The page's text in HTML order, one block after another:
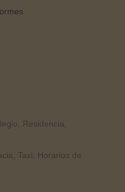
Residencia,
Taxi, Horarios de